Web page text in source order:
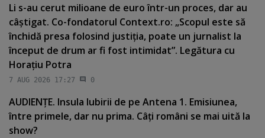
Li s-au cerut milioane de euro într-un proces, dar au
câştigat. Co-fondatorul Context.ro: „Scopul este să
închidă presa folosind justiţia, poate un jurnalist la
început de drum ar fi fost intimidat”. Legătura cu
Horaţiu Potra
7 AUG 2026 17:27 0
AUDIENŢE. Insula Iubirii de pe Antena 1. Emisiunea,
între primele, dar nu prima. Câţi români se mai uită la
show?